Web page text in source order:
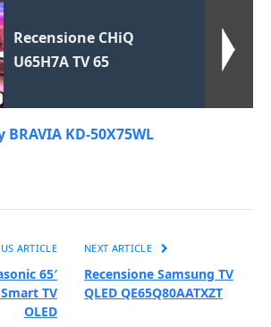
Recensione CHiQ
U65H7A TV 65
BRAVIA KD-50X75WL
ARTICLE
65′
TV
OLED
NEXT ARTICLE
Recensione Samsung TV
QLED QE65Q80AATXZT